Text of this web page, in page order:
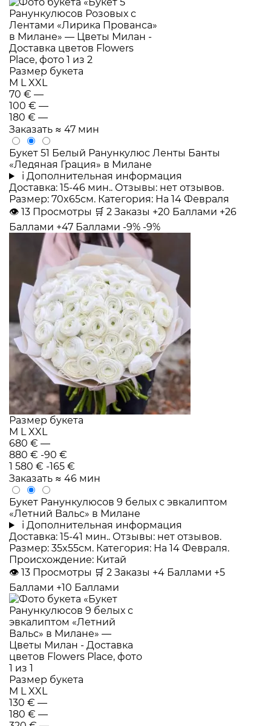
Размер букета
M LXXL
70 € —
100 € —
180 € —
Заказать ≈ 47 мин
Букет 51 Белый Ранункулюс Ленты Банты
«Ледяная Грация» в Милане
i Дополнительная информация
Доставка: 15-46 мин.. Отзывы: нет отзывов.
Размер: 70x65см. Категория: На 14 Февраля
👁 13 Просмотры 🛒 2 Заказы +20 Баллами +26
Баллами +47 Баллами -9% -9%
Размер букета
M LXXL
680 € —
880 € -90 €
1 580 € -165 €
Заказать ≈ 46 мин
Букет Ранункулюсов 9 белых с эвкалиптом
«Летний Вальс» в Милане
i Дополнительная информация
Доставка: 15-41 мин.. Отзывы: нет отзывов.
Размер: 35x55см. Категория: На 14 Февраля.
Происхождение: Китай
👁 13 Просмотры 🛒 2 Заказы +4 Баллами +5
Баллами +10 Баллами
Размер букета
M LXXL
130 € —
180 € —